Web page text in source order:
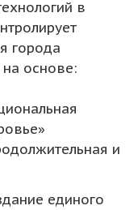
в
города
на основе:
и
единого